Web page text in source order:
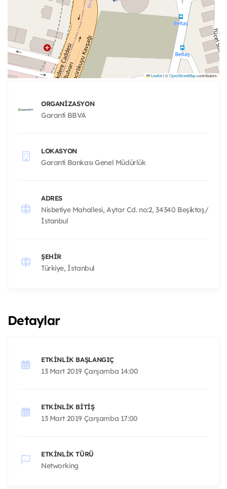
Leaflet|©OpenStreetMapcontributors
ORGANIZASYON
Garanti BBVA
LOKASYON
Garanti Bankası Genel Müdürlük
ADRES
Nisbetiye Mahallesi, Aytar Cd. no:2, 34340 Beşiktaş/
İstanbul
ŞEHIR
Türkiye, İstanbul
Detaylar
ETKINLIK BAŞLANGIÇ
13 Mart 2019 Çarşamba 14:00
ETKINLIK BITIŞ
13 Mart 2019 Çarşamba 17:00
ETKINLIK TÜRÜ
Networking